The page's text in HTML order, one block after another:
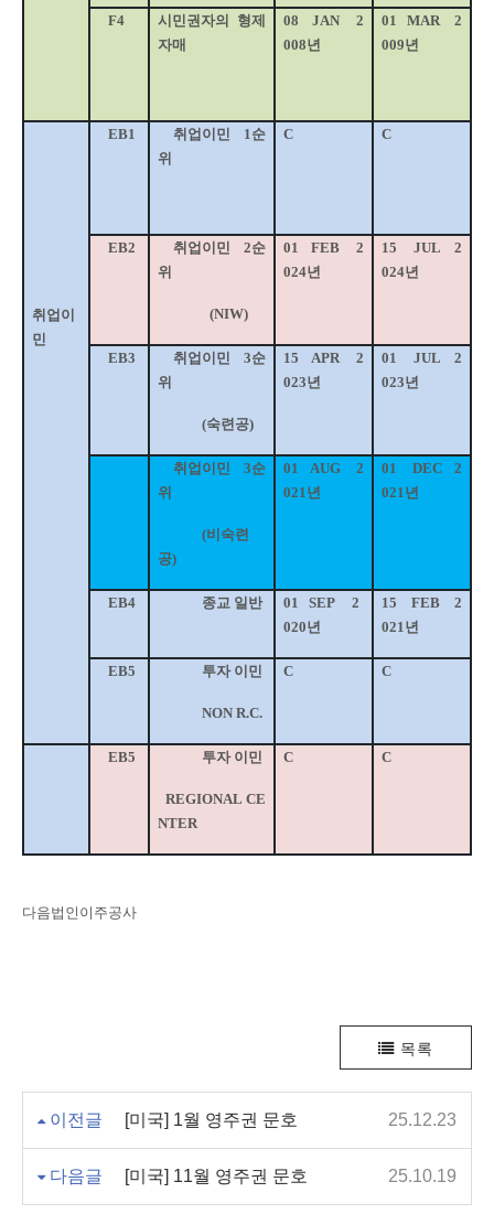
F4
시민권자의 형제
자매
08 JAN
2
008년
01 MAR
2
009년
취업이
민
EB1 취업이민 1순
위
C C
EB2 취업이민 2순
위
(NIW)
01 FEB
2
024년
15 JUL
2
024년
EB3 취업이민 3순
위
(숙련공)
15 APR
2
023년
01 JUL
2
023년
취업이민 3순
위
(비숙련
공)
01 AUG
2
021년
01 DEC
2
021년
EB4 종교 일반 01 SEP
2
020년
15 FEB
2
021년
EB5 투자 이민
NON R.C.
C C
EB5 투자 이민
REGIONAL CE
NTER
C C
다음법인이주공사
목록
이전글 [미국] 1월 영주권 문호 25.12.23
다음글 [미국] 11월 영주권 문호 25.10.19